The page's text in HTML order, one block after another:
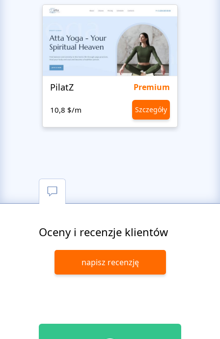
PilatZ Premium
10,8 $/m Szczegóły
Oceny i recenzje klientów
napisz recenzję